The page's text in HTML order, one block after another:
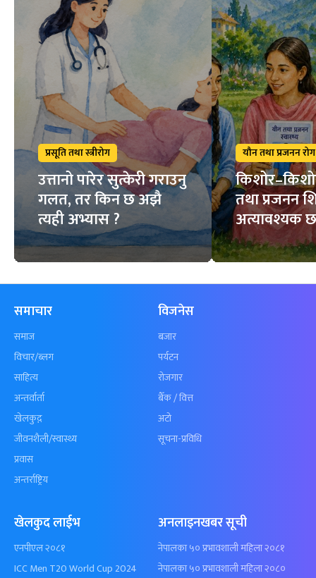
प्रसूति तथा स्त्रीरोग
उत्तानो पारेर सुत्केरी गराउनु
गलत, तर किन छ अझै
त्यही अभ्यास ?
यौन तथा प्रजनन रोग
तथा प्रजनन
अत्यावश्यक
समाचार
समाज
विचार/ब्लग
साहित्य
अन्तर्वार्ता
खेलकुद़़
जीवनशैली/स्वास्थ्य
प्रवास
अन्तर्राष्ट्रिय
विजनेस
बजार
पर्यटन
रोजगार
बैँक / वित्त
अटो
सूचना-प्रविधि
खेलकुद लाईभ
एनपीएल २०८१
ICC Men T20 World Cup 2024
अनलाइनखबर सूची
नेपालका ५० प्रभावशाली महिला २०८१
नेपालका ५० प्रभावशाली महिला २०८०